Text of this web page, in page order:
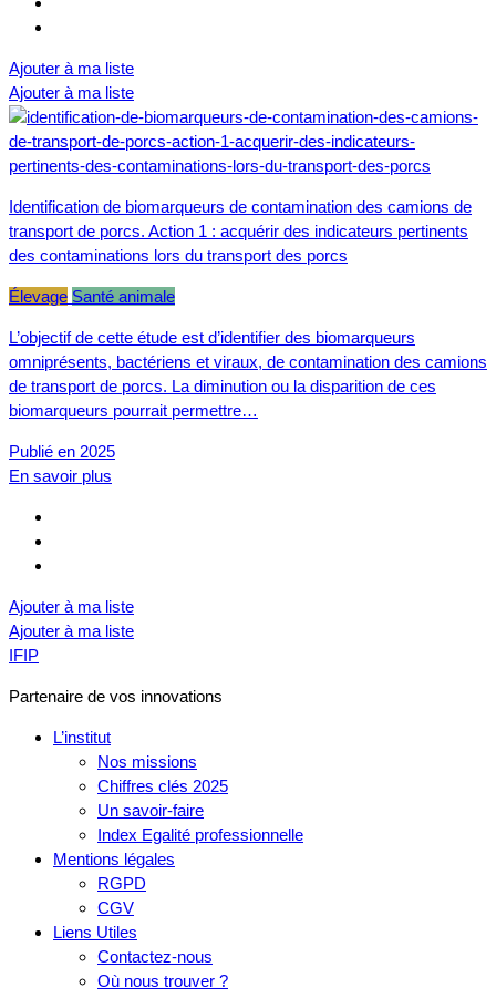
Ajouter à ma liste
Ajouter à ma liste
Identification de biomarqueurs de contamination des camions de
transport de porcs. Action 1 : acquérir des indicateurs pertinents
des contaminations lors du transport des porcs
Élevage Santé animale
L’objectif de cette étude est d’identifier des biomarqueurs
omniprésents, bactériens et viraux, de contamination des camions
de transport de porcs. La diminution ou la disparition de ces
biomarqueurs pourrait permettre…
Publié en 2025
En savoir plus
Ajouter à ma liste
Ajouter à ma liste
IFIP
Partenaire de vos innovations
L’institut
Nos missions
Chiffres clés 2025
Un savoir-faire
Index Egalité professionnelle
Mentions légales
RGPD
CGV
Liens Utiles
Contactez-nous
Où nous trouver ?